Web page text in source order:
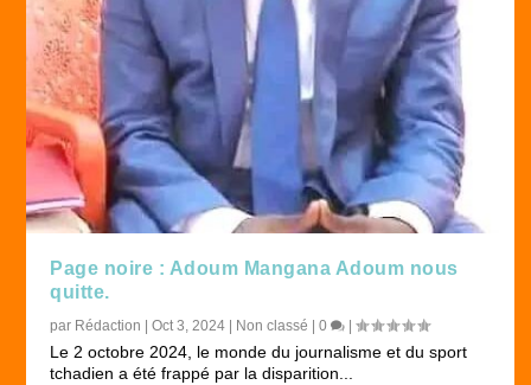
Page noire : Adoum Mangana Adoum nous
quitte.
par Rédaction |Oct 3, 2024 Non classé |0 |
Le 2 octobre 2024, le monde du journalisme et du sport
tchadien a été frappé par la disparition...